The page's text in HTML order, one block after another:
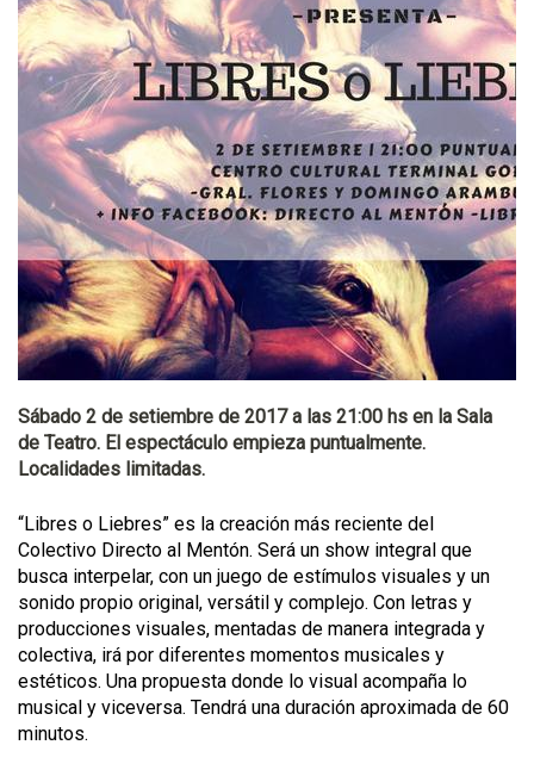
Sábado 2 de setiembre de 2017 a las 21:00 hs en la Sala
de Teatro. El espectáculo empieza puntualmente.
Localidades limitadas.
“Libres o Liebres” es la creación más reciente del
Colectivo Directo al Mentón. Será un show integral que
busca interpelar, con un juego de estímulos visuales y un
sonido propio original, versátil y complejo. Con letras y
producciones visuales, mentadas de manera integrada y
colectiva, irá por diferentes momentos musicales y
estéticos. Una propuesta donde lo visual acompaña lo
musical y viceversa. Tendrá una duración aproximada de 60
minutos.